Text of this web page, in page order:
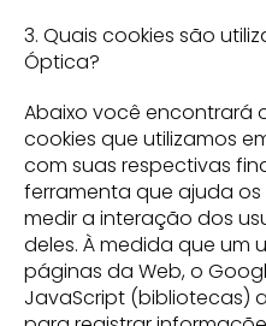
3. Quais cookies são
Óptica?
Abaixo você encontrará
cookies que utilizamos
com suas respectivas
ferramenta que ajuda
medir a interação dos
deles. À medida que um
páginas da Web, o
JavaScript (bibliotecas)